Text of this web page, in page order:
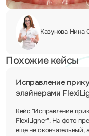
Кавунова Нина
Похожие кейсы
Исправление
элайнерами
Кейс "Исправление
FlexiLigner". На фото
еще не окончательный,